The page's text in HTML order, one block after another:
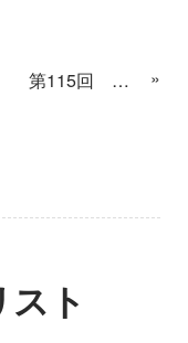
第115回 印刷会議 »
ト